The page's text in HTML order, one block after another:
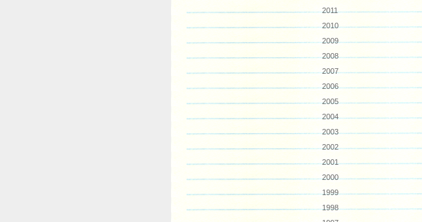
2011
2010
2009
2008
2007
2006
2005
2004
2003
2002
2001
2000
1999
1998